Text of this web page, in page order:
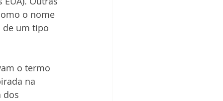
o nome
de um tipo
o termo
na
dos